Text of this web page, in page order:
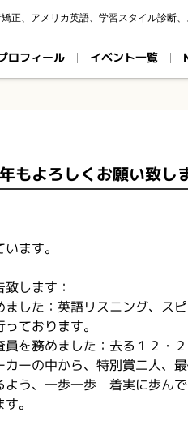
、アメリカ英語、学習スタイル診断
ロフィール イベント一覧
もよろしくお願い致し
ます。
します：
た：英語リスニング、ス
ております。
を務めました：去る１２・
ーの中から、特別賞二人、
う、一歩一歩 着実に歩ん
。